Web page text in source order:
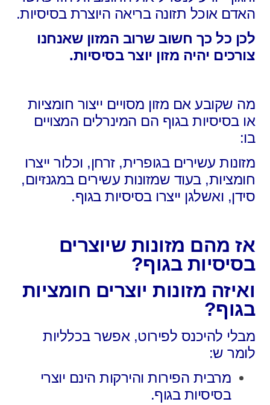
האדם אוכל תזונה בריאה היוצרת בסיסיות.
לכן כל כך חשוב שרוב המזון שאנחנו
צורכים יהיה מזון יוצר בסיסיות.
מה שקובע אם מזון מסויים ייצור חומציות
או בסיסיות בגוף הם המינרלים המצויים
בו:
מזונות עשירים בגופרית, זרחן, וכלור ייצרו
חומציות, בעוד שמזונות עשירים במגנזיום,
סידן, ואשלגן ייצרו בסיסיות בגוף.
אז מהם מזונות שיוצרים
בסיסיות בגוף?
ואיזה מזונות יוצרים חומציות
בגוף?
מבלי להיכנס לפירוט, אפשר בכלליות
לומר ש:
מרבית הפירות והירקות הינם יוצרי
בסיסיות בגוף.